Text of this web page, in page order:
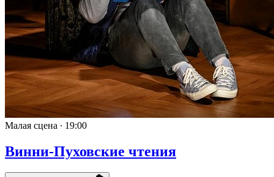
Малая сцена ∙ 19:00
Винни-Пуховские чтения